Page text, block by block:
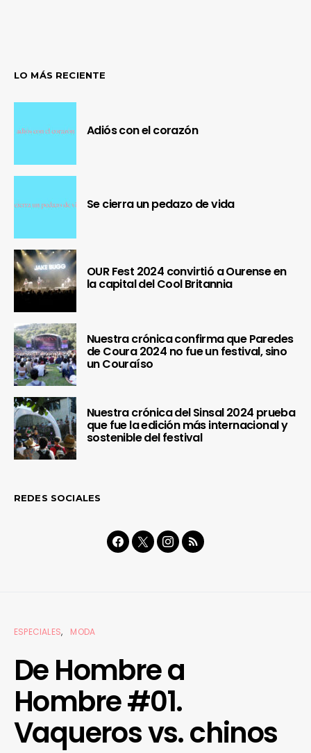
LO MÁS RECIENTE
Adiós con el corazón
Se cierra un pedazo de vida
OUR Fest 2024 convirtió a Ourense en
la capital del Cool Britannia
Nuestra crónica confirma que Paredes
de Coura 2024 no fue un festival, sino
un Couraíso
Nuestra crónica del Sinsal 2024 prueba
que fue la edición más internacional y
sostenible del festival
REDES SOCIALES
ESPECIALES MODA
De Hombre a
Hombre #01.
Vaqueros vs. chinos